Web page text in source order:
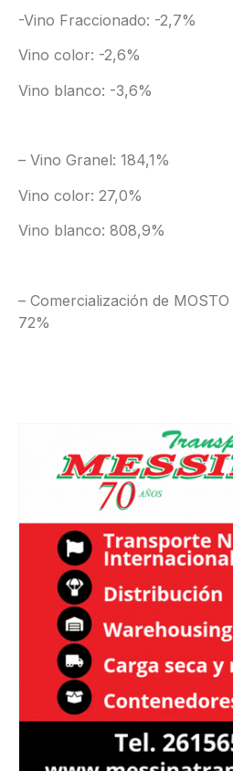
-Vino Fraccionado: -2,7%
Vino color: -2,6%
Vino blanco: -3,6%
– Vino Granel: 184,1%
Vino color: 27,0%
Vino blanco: 808,9%
– Comercialización de
72%